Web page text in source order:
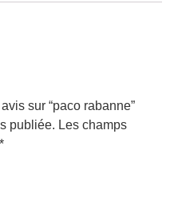
sur “paco rabanne”
publiée. Les champs
*